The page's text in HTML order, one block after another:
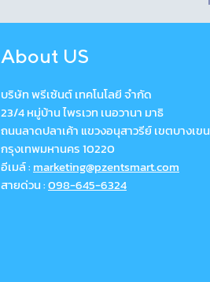
About US
บริษัท พรีเซ้นต์ เทคโนโลยี จำกัด
23/4 หมู่บ้าน ไพรเวท เนอวานา มาธิ
ถนนลาดปลาเค้า แขวงอนุสาวรีย์ เขตบางเขน
กรุงเทพมหานคร 10220
อีเมล์ : marketing@pzentsmart.com
สายด่วน :098-645-6324